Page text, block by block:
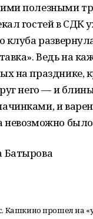
полезными
гостей в СДК
клуба
Ведь на
на празднике,
него — и
и
невозможно было
Батырова
Кашкино прошел на